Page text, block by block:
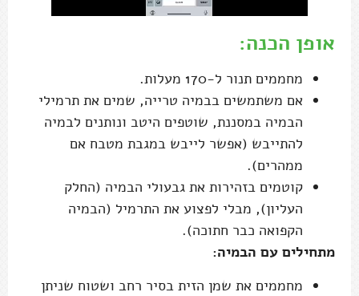
אופן הכנה:
מחממים תנור ל-170 מעלות.
אם משתמשים בבמיה טרייה, שמים את תרמילי
הבמיה במסננת, שוטפים היטב ונותנים לבמיה
להתייבש (אפשר לייבש במגבת מטבח אם
ממהרים).
קוטמים בזהירות את גבעולי הבמיה (החלק
העליון), מבלי לפצוע את התרמיל (הבמיה
הקפואה כבר חתוכה).
מתחילים עם הבמיה:
מחממים את שמן הזית בסיר רחב ושטוח שניתן